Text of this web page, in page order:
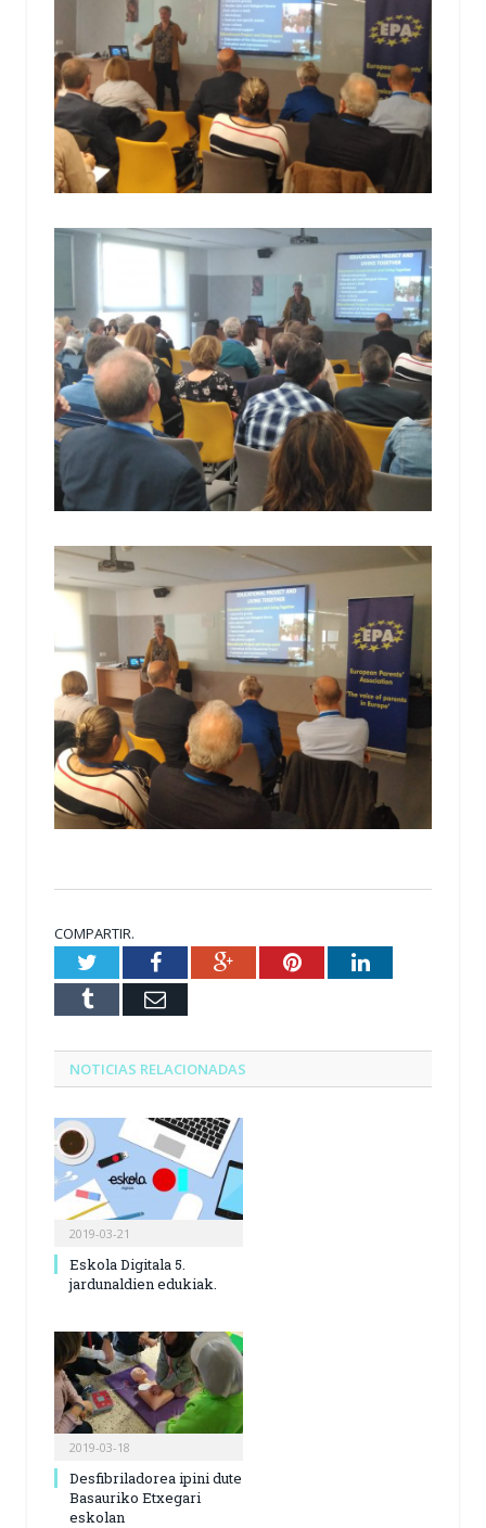
COMPARTIR.
TwitterFacebookGoogle+PinterestLinkedIn
Tumblr Email
NOTICIAS RELACIONADAS
2019-03-21
Eskola Digitala 5.
jardunaldien edukiak.
2019-03-18
Desfibriladorea ipini dute
Basauriko Etxegari
eskolan